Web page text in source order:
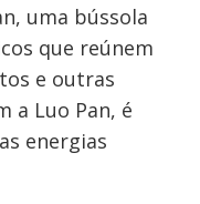
uma bússola
que reúnem
e outras
a Luo Pan, é
energias